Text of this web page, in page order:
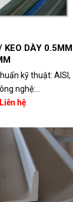
DÀY 0.5MM
kỹ thuật: AISI,
nghệ:...
Liên hệ